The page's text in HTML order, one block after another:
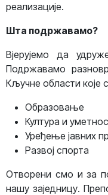
реализације.
Шта подржавамо?
Вјерујемо да
Подржавамо
Кључне области које
Образовање
Култура и
Уређење јавних
Развој спорта
Отворени смо и за
нашу заједницу.